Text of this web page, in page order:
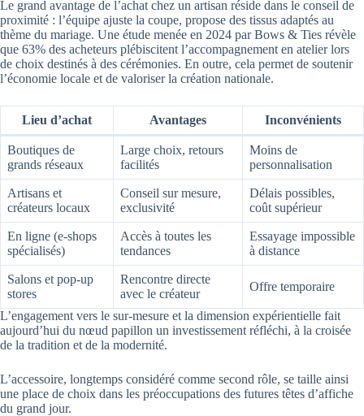
Le grand avantage de l’achat chez un artisan réside dans le conseil de
proximité : l’équipe ajuste la coupe, propose des tissus adaptés au
thème du mariage. Une étude menée en 2024 par Bows & Ties révèle
que 63% des acheteurs plébiscitent l’accompagnement en atelier lors
de choix destinés à des cérémonies. En outre, cela permet de soutenir
l’économie locale et de valoriser la création nationale.
Lieu d’achat Avantages Inconvénients
Boutiques de
grands réseaux
Large choix, retours
facilités
Moins de
personnalisation
Artisans et
créateurs locaux
Conseil sur mesure,
exclusivité
Délais possibles,
coût supérieur
En ligne (e-shops
spécialisés)
Accès à toutes les
tendances
Essayage impossible
à distance
Salons et pop-up
stores
Rencontre directe
avec le créateur
Offre temporaire
L’engagement vers le sur-mesure et la dimension expérientielle fait
aujourd’hui du nœud papillon un investissement réfléchi, à la croisée
de la tradition et de la modernité.
L’accessoire, longtemps considéré comme second rôle, se taille ainsi
une place de choix dans les préoccupations des futures têtes d’affiche
du grand jour.